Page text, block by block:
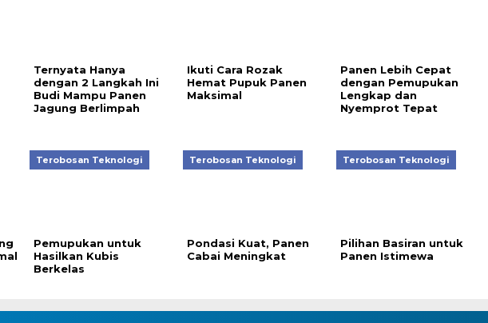
Ternyata Hanya
dengan 2 Langkah Ini
Budi Mampu Panen
Jagung Berlimpah
Ikuti Cara Rozak
Hemat Pupuk Panen
Maksimal
Panen Lebih Cepat
dengan Pemupukan
Lengkap dan
Nyemprot Tepat
Terobosan Teknologi
Pemupukan untuk
Hasilkan Kubis
Berkelas
Terobosan Teknologi
Pondasi Kuat, Panen
Cabai Meningkat
Terobosan Teknologi
Pilihan Basiran untuk
Panen Istimewa